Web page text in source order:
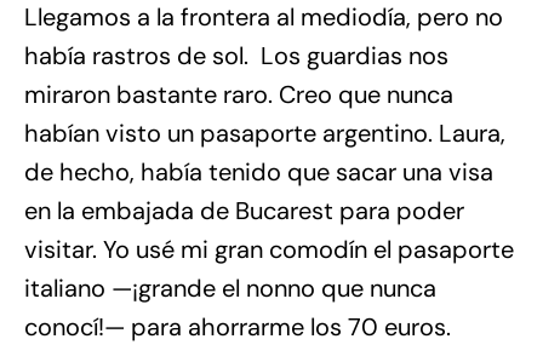
Llegamos a la frontera al mediodía, pero no
había rastros de sol. Los guardias nos
miraron bastante raro. Creo que nunca
habían visto un pasaporte argentino. Laura,
de hecho, había tenido que sacar una visa
en la embajada de Bucarest para poder
visitar. Yo usé mi gran comodín el pasaporte
italiano —¡grande el nonno que nunca
conocí!— para ahorrarme los 70 euros.